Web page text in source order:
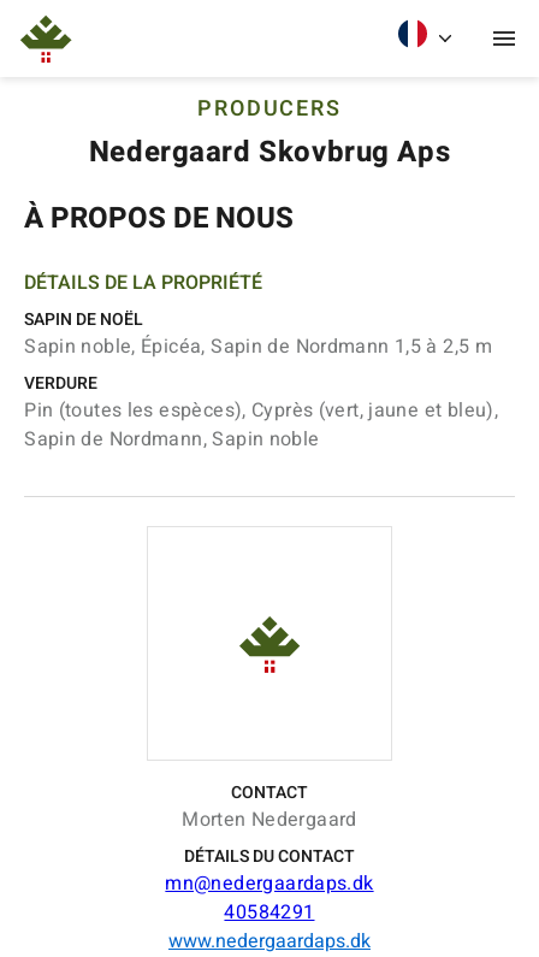
PRODUCERS
Nedergaard Skovbrug Aps
À PROPOS DE NOUS
DÉTAILS DE LA PROPRIÉTÉ
SAPIN DE NOËL
Sapin noble, Épicéa, Sapin de Nordmann 1,5 à 2,5 m
VERDURE
Pin (toutes les espèces), Cyprès (vert, jaune et bleu),
Sapin de Nordmann, Sapin noble
CONTACT
Morten Nedergaard
DÉTAILS DU CONTACT
mn@nedergaardaps.dk
40584291
www.nedergaardaps.dk